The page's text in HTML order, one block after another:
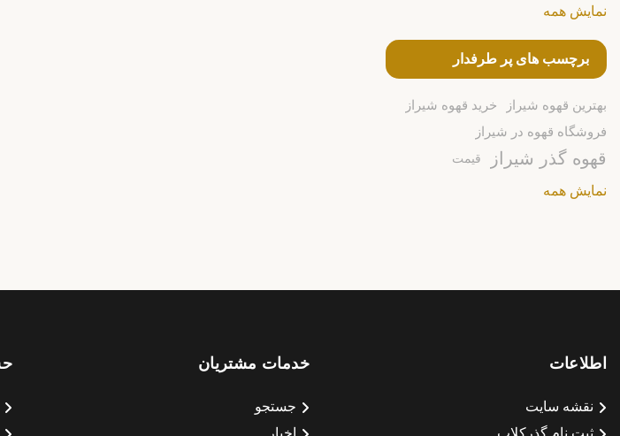
نمایش همه
برچسب های پر طرفدار
بهترین قهوه شیراز
خرید قهوه شیراز
فروشگاه قهوه در شیراز
قهوه گذر شیراز قیمت
نمایش همه
اطلاعات
نقشه سایت
ثبت نام گذرکلاب
خدمات مشتریان
جستجو
اخبار